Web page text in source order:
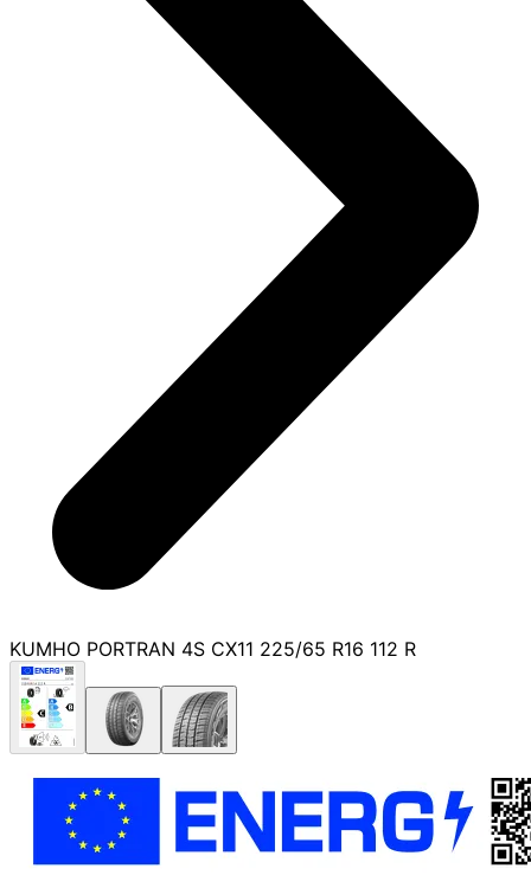
KUMHO PORTRAN 4S CX11 225/65 R16 112 R